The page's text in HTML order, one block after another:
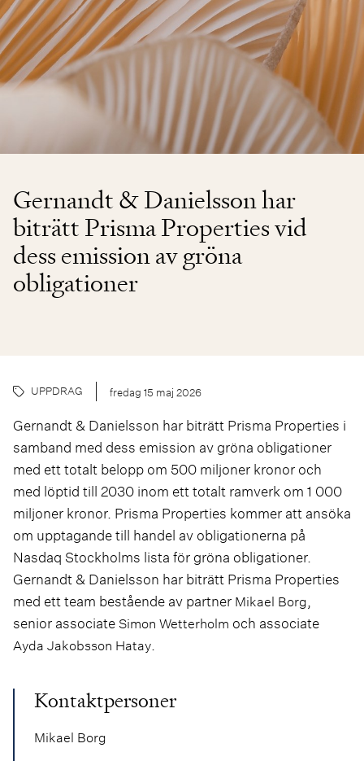
Gernandt & Danielsson har
biträtt Prisma Properties vid
dess emission av gröna
obligationer
UPPDRAG fredag 15 maj 2026
Gernandt & Danielsson har biträtt Prisma Properties i
samband med dess emission av gröna obligationer
med ett totalt belopp om 500 miljoner kronor och
med löptid till 2030 inom ett totalt ramverk om 1 000
miljoner kronor. Prisma Properties kommer att ansöka
om upptagande till handel av obligationerna på
Nasdaq Stockholms lista för gröna obligationer.
Gernandt & Danielsson har biträtt Prisma Properties
med ett team bestående av partner Mikael Borg,
senior associate Simon Wetterholm och associate
Ayda Jakobsson Hatay.
Kontaktpersoner
Mikael Borg